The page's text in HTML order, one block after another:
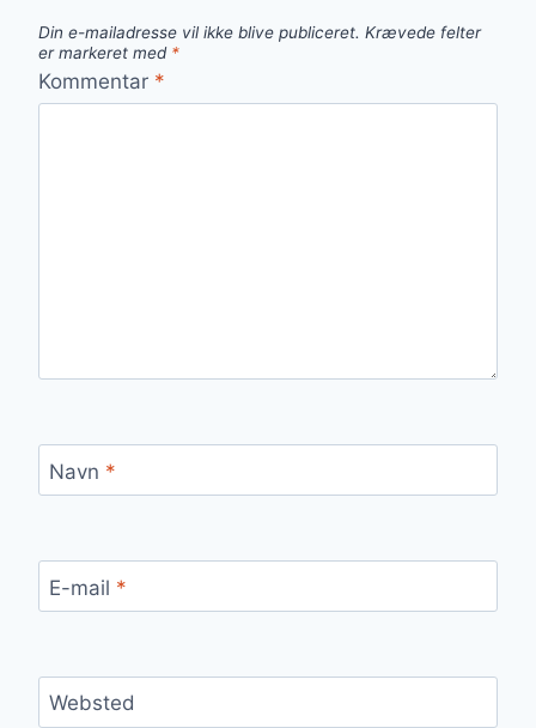
Din e-mailadresse vil ikke blive publiceret. Krævede felter
er markeret med *
Kommentar *
Navn *
E-mail *
Websted